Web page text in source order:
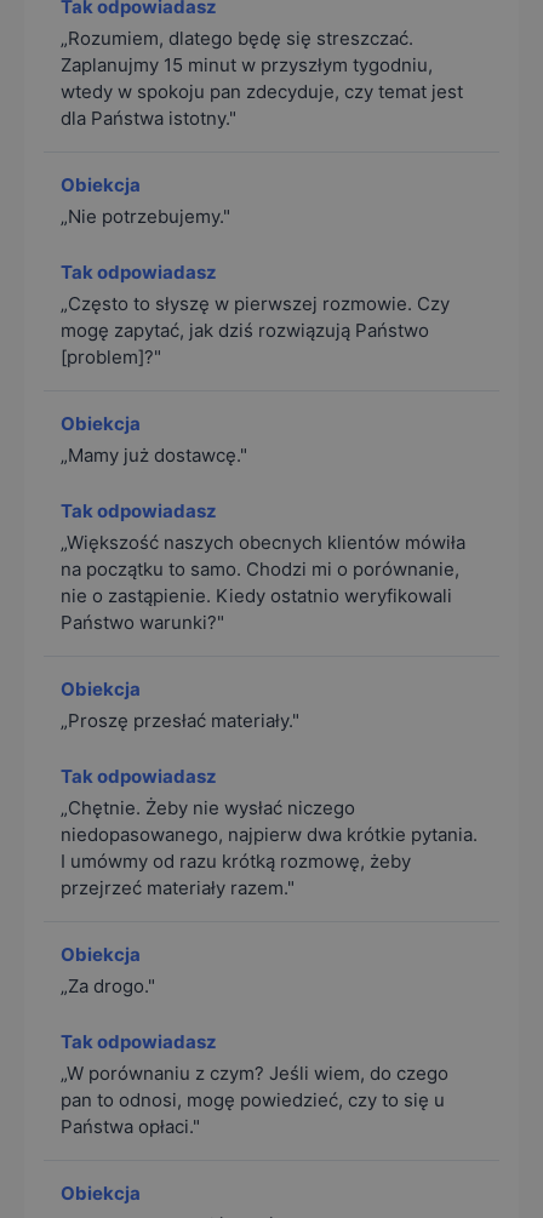
„Rozumiem, dlatego będę się streszczać.
Zaplanujmy 15 minut w przyszłym tygodniu,
wtedy w spokoju pan zdecyduje, czy temat jest
dla Państwa istotny."
„Nie potrzebujemy."
„Często to słyszę w pierwszej rozmowie. Czy
mogę zapytać, jak dziś rozwiązują Państwo
[problem]?"
„Mamy już dostawcę."
„Większość naszych obecnych klientów mówiła
na początku to samo. Chodzi mi o porównanie,
nie o zastąpienie. Kiedy ostatnio weryfikowali
Państwo warunki?"
„Proszę przesłać materiały."
„Chętnie. Żeby nie wysłać niczego
niedopasowanego, najpierw dwa krótkie pytania.
I umówmy od razu krótką rozmowę, żeby
przejrzeć materiały razem."
„Za drogo."
„W porównaniu z czym? Jeśli wiem, do czego
pan to odnosi, mogę powiedzieć, czy to się u
Państwa opłaci."